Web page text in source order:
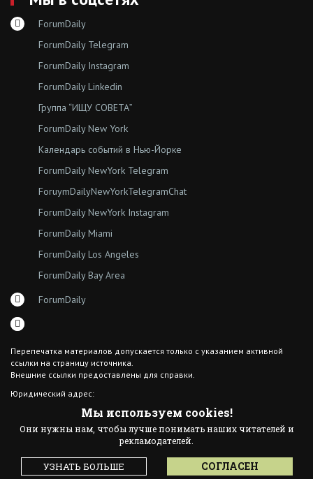
ForumDaily
ForumDaily Telegram
ForumDaily Instagram
ForumDaily Linkedin
Группа “ИЩУ СОВЕТА”
ForumDaily New York
Календарь событий в Нью-Йорке
ForumDaily NewYork Telegram
ForuymDailyNewYorkTelegramChat
ForumDaily NewYork Instagram
ForumDaily Miami
ForumDaily Los Angeles
ForumDaily Bay Area
ForumDaily
Перепечатка материалов допускается только с указанием активной
ссылки на страницу источника.
Внешние ссылки предоставлены для справки.
Юридический адрес:
Brooklyn NY 11204
© 2015 ForumDaily inc.
Designed By иskra*
Мы используем cookies!
Они нужны нам, чтобы лучше понимать наших читателей и
рекламодателей.
УЗНАТЬ БОЛЬШЕ СОГЛАСЕН